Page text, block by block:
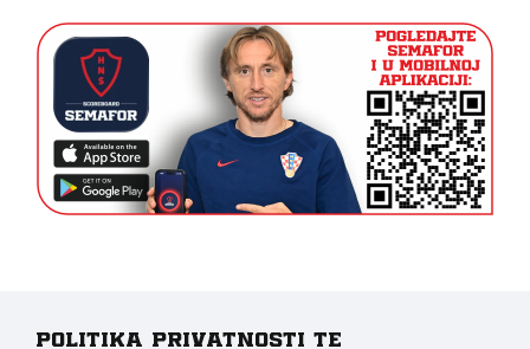
Politika privatnosti te